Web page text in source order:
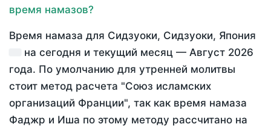
время намазов?
Время намаза для Сидзуоки, Сидзуоки, Япония
на сегодня и текущий месяц — Август 2026
года. По умолчанию для утренней молитвы
стоит метод расчета "Союз исламских
организаций Франции", так как время намаза
Фаджр и Иша по этому методу рассчитано на